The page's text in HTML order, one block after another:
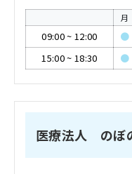
月
09:00~ 12:00 ●
15:00~ 18:30 ●
医療法人 のぼ